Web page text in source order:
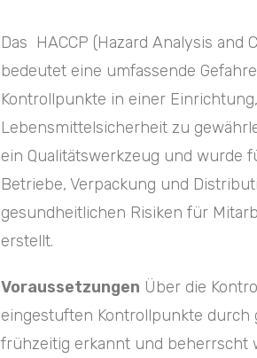
Das HACCP (Hazard Analysis and
bedeutet eine umfassende
Kontrollpunkte in einer
Lebensmittelsicherheit zu
ein Qualitätswerkzeug und wurde
Betriebe, Verpackung und
gesundheitlichen Risiken für
erstellt.
Voraussetzungen Über die
eingestuften Kontrollpunkte durch
frühzeitig erkannt und beherrscht